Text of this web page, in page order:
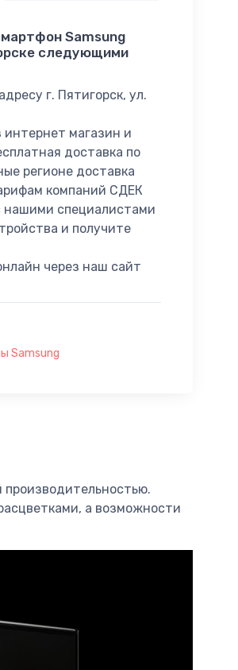
Samsung
следующими
г. Пятигорск, ул.
интернет магазин и
доставка по
регионе доставка
компаний СДЕК
нашими специалистами
и получите
через наш сайт
Samsung
а возможности